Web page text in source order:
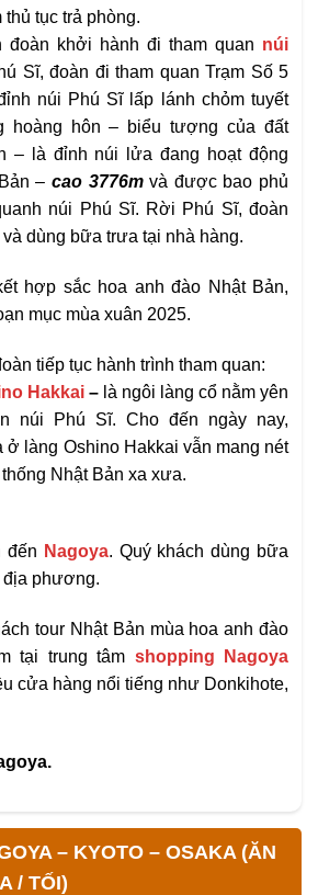
tục trả phòng.
đoàn khởi hành đi tham quan núi
Sĩ, đoàn đi tham quan Trạm Số 5
núi Phú Sĩ lấp lánh chỏm tuyết
hoàng hôn – biểu tượng của đất
– là đỉnh núi lửa đang hoạt động
– cao 3776mvà được bao phủ
núi Phú Sĩ. Rời Phú Sĩ, đoàn
dùng bữa trưa tại nhà hàng.
tiếp tục hành trình tham quan:
Hakkai – là ngôi làng cổ nằm yên
núi Phú Sĩ. Cho đến ngày nay,
ở làng Oshino Hakkai vẫn mang nét
Nhật Bản xa xưa.
đến Nagoya. Quý khách dùng bữa
địa phương.
tour Nhật Bản mùa hoa anh đào
tại trung tâm shopping Nagoya
cửa hàng nổi tiếng như Donkihote,
– KYOTO – OSAKA (ĂN
/ TỐI)